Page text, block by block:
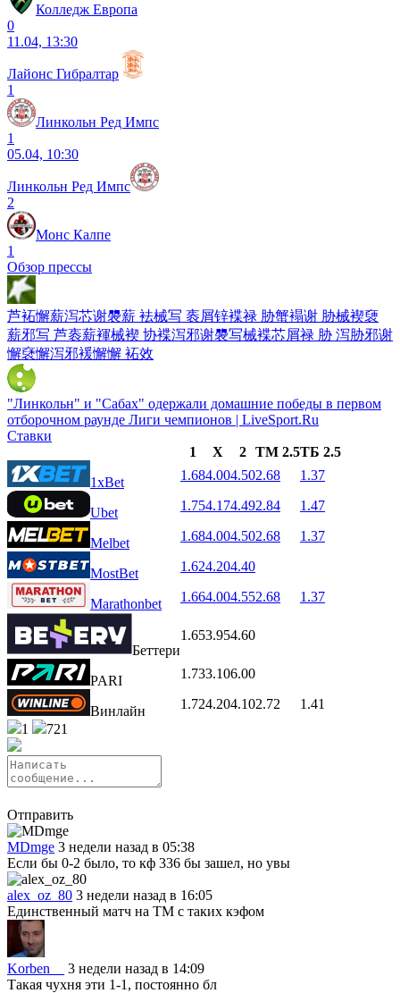
Колледж Европа
0
11.04, 13:30
Лайонс Гибралтар
1
Линкольн Ред Импс
1
05.04, 10:30
Линкольн Ред Импс
2
Монс Калпе
1
Обзор прессы
芦袥懈薪泻芯谢褜薪 袪械写 袠屑锌褋禄 胁蟹褟谢 胁械褉褏
薪邪写 芦袠薪褌械褉 协褋泻邪谢褜写械褋芯屑禄 胁 泻胁邪谢
懈褎懈泻邪褑懈懈 袥效
"Линкольн" и "Сабах" одержали домашние победы в первом
отборочном раунде Лиги чемпионов | LiveSport.Ru
Ставки
1
X 2 ТМ 2.5ТБ 2.5
1xBet
1.684.004.502.68 1.37
Ubet 1.754.174.492.84 1.47
Melbet 1.684.004.502.68 1.37
MostBet 1.624.204.40
Marathonbet 1.664.004.552.68 1.37
Беттери
1.653.954.60
PARI 1.733.106.00
Винлайн 1.724.204.102.72
1.41
1
721
Отправить
MDmge 3 недели назад в 05:38
Если бы 0-2 было, то кф 336 бы зашел, но увы
alex_oz_80 3 недели назад в 16:05
Единственный матч на ТМ с таких кэфом
Korben__
3 недели назад в 14:09
Такая чухня эти 1-1, постоянно бл